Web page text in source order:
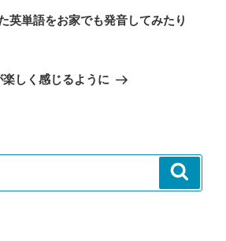
英単語をお家でも発音してみたり
しく感じるように